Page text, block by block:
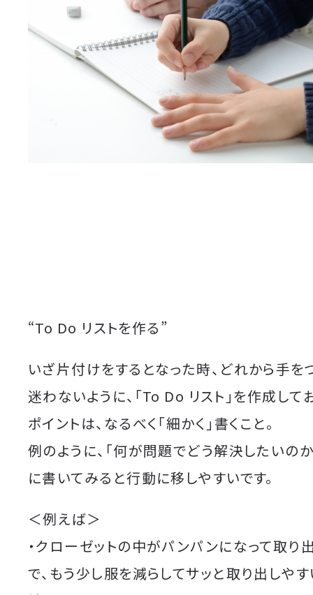
“To Do リストを作る”
いざ片付けをするとなった時、どれから手を
迷わないように、「To Do リスト」を作成して
ポイントは、なるべく「細かく」書くこと。
例のように、「何が問題でどう解決したいの
に書いてみると行動に移しやすいです。
＜例えば＞
・クローゼットの中がパンパンになって取り
で、もう少し服を減らしてサッと取り出しや